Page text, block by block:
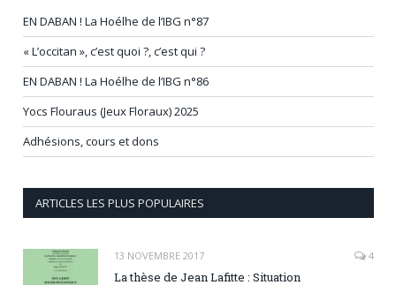
EN DABAN ! La Hoélhe de l’IBG n°87
« L’occitan », c’est quoi ?, c’est qui ?
EN DABAN ! La Hoélhe de l’IBG n°86
Yocs Flouraus (Jeux Floraux) 2025
Adhésions, cours et dons
ARTICLES LES PLUS POPULAIRES
13 NOVEMBRE 2017 4
La thèse de Jean Lafitte : Situation